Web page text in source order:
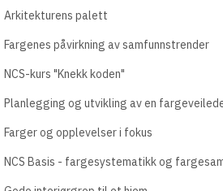
Arkitekturens palett
Fargenes påvirkning av samfunnstrender
NCS-kurs "Knekk koden"
Planlegging og utvikling av en
Farger og opplevelser i fokus
NCS Basis - fargesystematikk og